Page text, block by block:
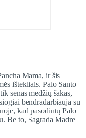
Mama, ir šis
ištekliais. Palo Santo
senas medžių šakas,
bendradarbiauja su
kad pasodintų Palo
Be to, Sagrada Madre